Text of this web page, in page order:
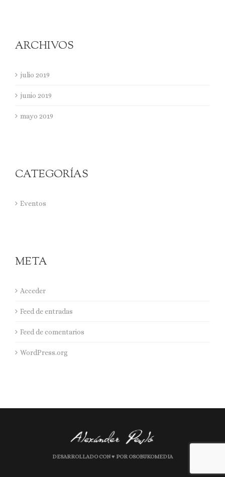
ARCHIVOS
julio 2019
junio 2019
mayo 2019
CATEGORÍAS
Eventos
META
Acceder
Feed de entradas
Feed de comentarios
WordPress.org
DESARROLLADO CON ♥ POR OSOBUKOMEDIA